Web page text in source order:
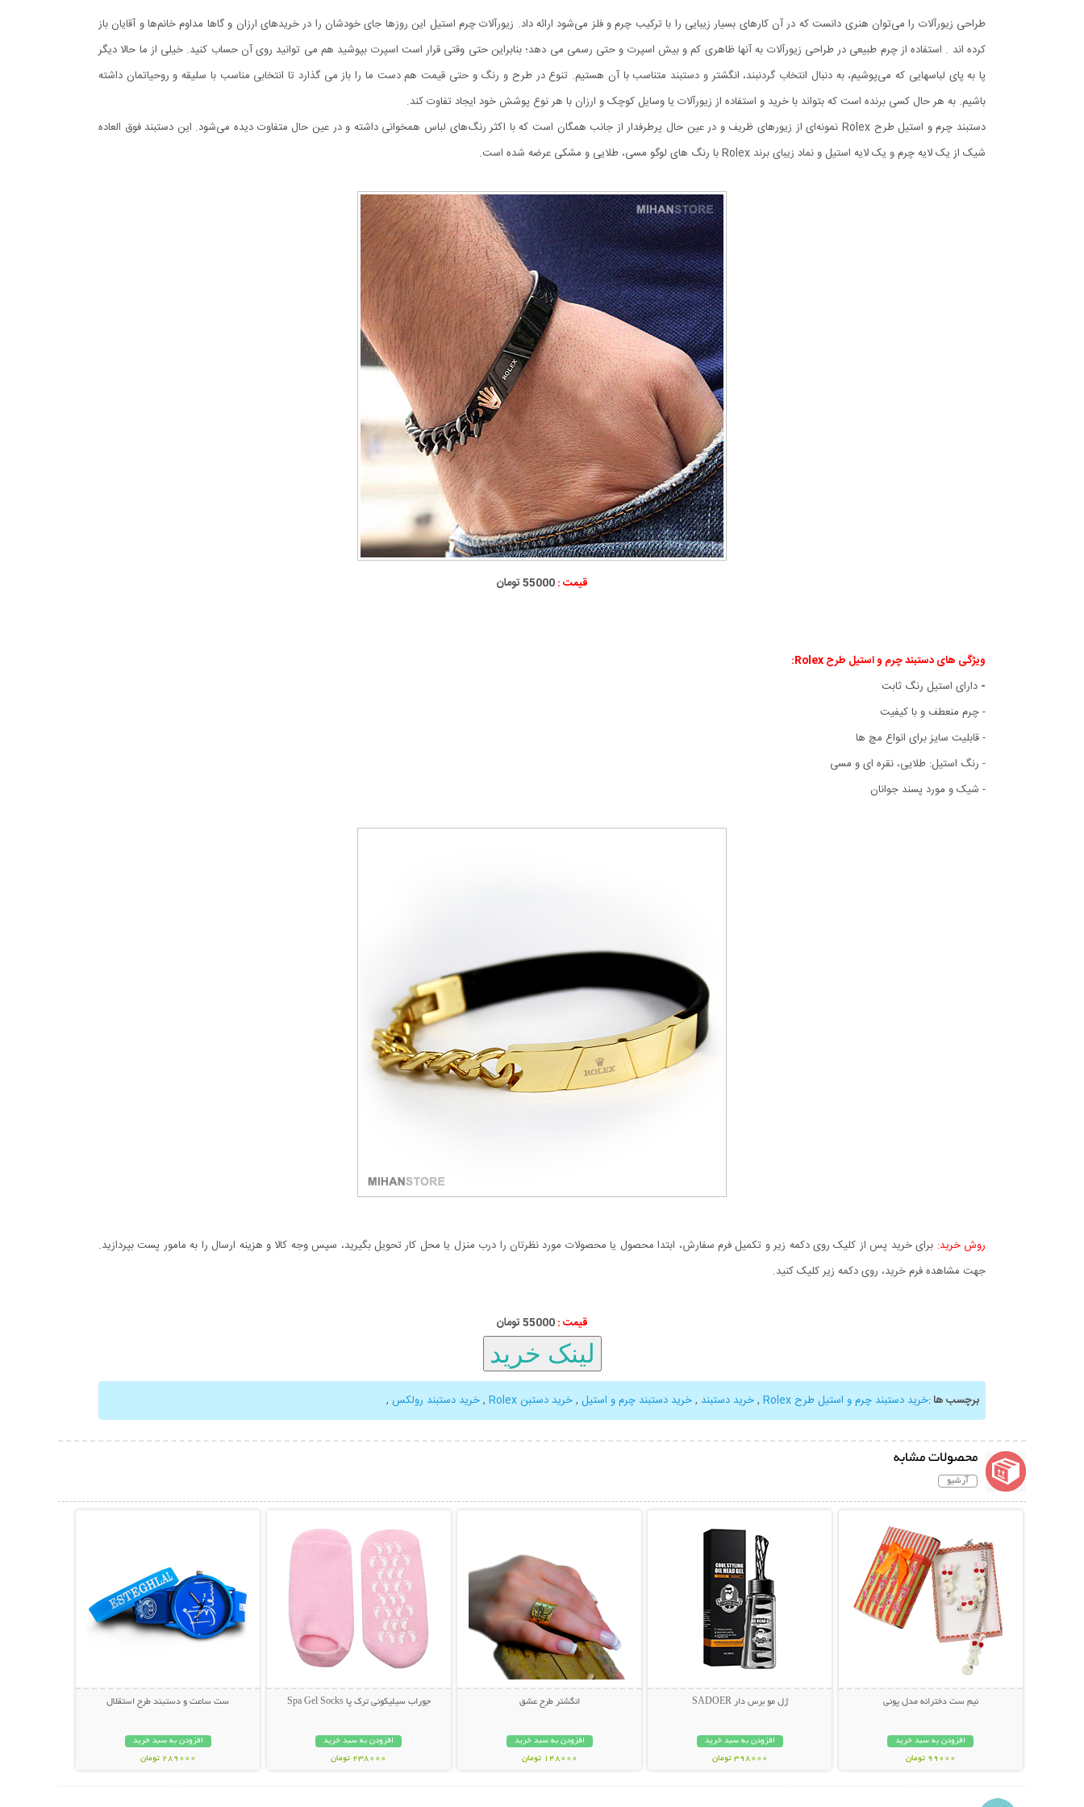
طراحی زیورآلات را می‌توان هنری دانست که در آن کارهای بسیار زیبایی را با ترکیب چرم و فلز می‌شود ارائه داد. زیورآلات چرم استیل این روزها جای خودشان را در خریدهای ارزان و گاها مداوم خانم‌ها و آقایان باز
کرده اند . استفاده از چرم طبیعی در طراحی زیورآلات به آنها ظاهری کم و بیش اسپرت و حتی رسمی می دهد؛ بنابراین حتی وقتی قرار است اسپرت بپوشید هم می توانید روی آن حساب کنید. خیلی از ما حالا دیگر
پا به پای لباسهایی که می‌پوشیم، به دنبال انتخاب گردنبند، انگشتر و دستبند متناسب با آن هستیم. تنوع در طرح و رنگ و حتی قیمت هم دست ما را باز می گذارد تا انتخابی مناسب با سلیقه و روحیاتمان داشته
باشیم. به هر حال کسی برنده است که بتواند با خرید‌ و استفاده از زیورآلات یا وسایل کوچک و ارزان با هر نوع پوشش خود ایجاد تفاوت کند.
دستبند چرم و استیل طرح Rolex نمونه‌ای از زیورهای ظریف و در عین حال پرطرفدار از جانب همگان است که با اکثر رنگ‌های لباس همخوانی داشته و در عین حال متفاوت دیده می‌شود. این دستبند فوق العاده
شیک از یک لایه چرم و یک لایه استیل و نماد زیبای برند Rolex با رنگ های لوگو مسی، طلایی و مشکی عرضه شده است.
قیمت :55000 تومان
ویژگی های دستبند چرم و استیل طرح Rolex:
- دارای استیل رنگ ثابت
- چرم منعطف و با کیفیت
- قابليت سايز برای انواع مچ ها
- رنگ استیل: طلايی، نقره ای و مسی
- شیک و مورد پسند جوانان
روش خرید: برای خرید پس از کلیک روی دکمه زیر و تکمیل فرم سفارش، ابتدا محصول یا محصولات مورد نظرتان را درب منزل یا محل کار تحویل بگیرید، سپس وجه کالا و هزینه ارسال را به مامور پست بپردازید.
جهت مشاهده فرم خرید، روی دکمه زیر کلیک کنید.
قیمت :55000 تومان
برچسب ها:خرید دستبند چرم و استیل طرح Rolex ,خرید دستبند ,خرید دستبند چرم و استیل ,خرید دستبن Rolex ,خرید دستبند رولکس ,
محصولات مشابه
آرشیو
نیم ست دخترانه مدل پونی
افزودن به سبد خرید
99000 تومان
ژل مو برس دار SADOER
افزودن به سبد خرید
398000 تومان
انگشتر طرح عشق
افزودن به سبد خرید
148000 تومان
جوراب سیلیکونی ترک پا Spa Gel Socks
افزودن به سبد خرید
238000 تومان
ست ساعت و دستبند طرح استقلال
افزودن به سبد خرید
289000 تومان